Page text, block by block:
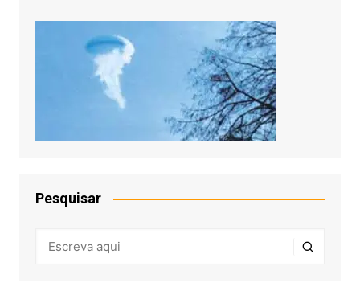
Pesquisar